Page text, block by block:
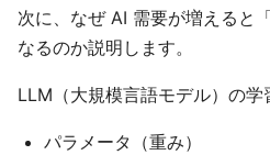
次に、なぜ AI 需要が増えると
なるのか説明します。
LLM（大規模言語モデル）の学
パラメータ（重み）